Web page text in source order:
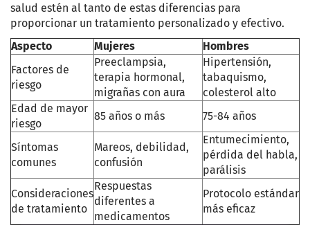
salud estén al tanto de estas diferencias para
proporcionar un tratamiento personalizado y efectivo.
Aspecto
Mujeres
Hombres
Factores de
riesgo
Preeclampsia,
terapia hormonal,
migrañas con aura
Hipertensión,
tabaquismo,
colesterol alto
Edad de mayor
riesgo
85 años o más 75-84 años
Síntomas
comunes
Mareos, debilidad,
confusión
Entumecimiento,
pérdida del habla,
parálisis
Consideraciones
de tratamiento
Respuestas
diferentes a
medicamentos
Protocolo estándar
más eficaz